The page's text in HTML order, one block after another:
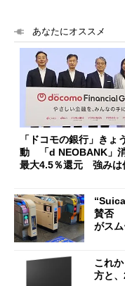
あなたにオススメ
「ドコモの銀行」きょ
動 「d NEOBANK」消
最大4.5％還元 強みは
賛否
がスム
これ
方と